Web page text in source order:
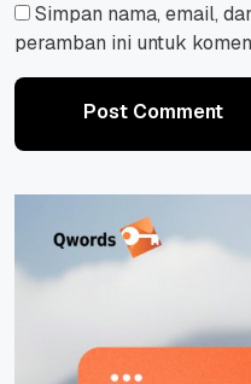
Simpan nama, email,
peramban ini untuk
Post Comment